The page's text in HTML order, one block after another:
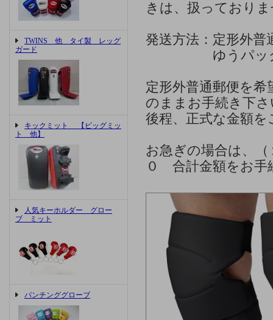
TWINS 他 タイ製 レッグ
ガード
キックミット 【ビッグミッ
ト 他】
人気キーホルダー グロー
ブ ミット
パンチンググローブ
きは、扱っており
発送方法：定形外普
ゆうパック、
定形外普通郵便を
のままお手続き下さ
後程、正式な金額
お急ぎの場合は、
０ 合計金額をお手